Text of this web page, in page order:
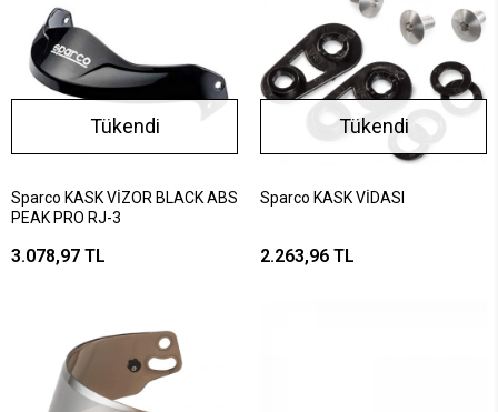
Tükendi
Sparco KASK VİZOR BLACK ABS
PEAK PRO RJ-3
3.078,97 TL
Tükendi
Sparco KASK VİDASI
2.263,96 TL